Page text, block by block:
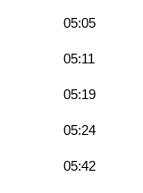
05:05
05:11
05:19
05:24
05:42